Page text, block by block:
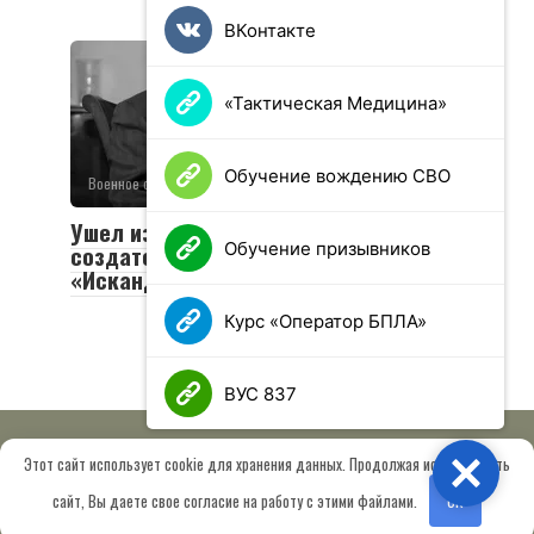
Военное обозрение 0 49 просмотров
Ушел из жизни Валериан Соболев —
создатель легендарных «Тополей» и
«Искандеров»
© 2026 МОО «Союз ветеранов спецназа ГРУ имени Героя РФ
Шектаева Д.А.»Сведения об образовательной организации
Этот сайт использует cookie для хранения данных. Продолжая использовать
сайт, Вы даете свое согласие на работу с этими файлами.
OK
ВКонтакте
«Тактическая Медицина»
Обучение вождению СВО
Обучение призывников
Курс «Оператор БПЛА»
ВУС 837
Close